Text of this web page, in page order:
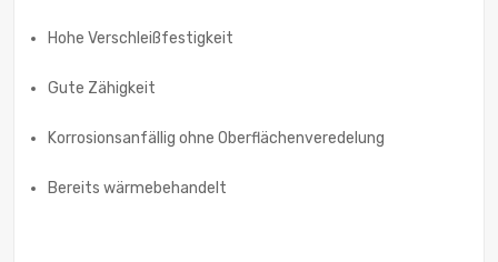
Hohe Verschleißfestigkeit
Gute Zähigkeit
Korrosionsanfällig ohne Oberflächenveredelung
Bereits wärmebehandelt